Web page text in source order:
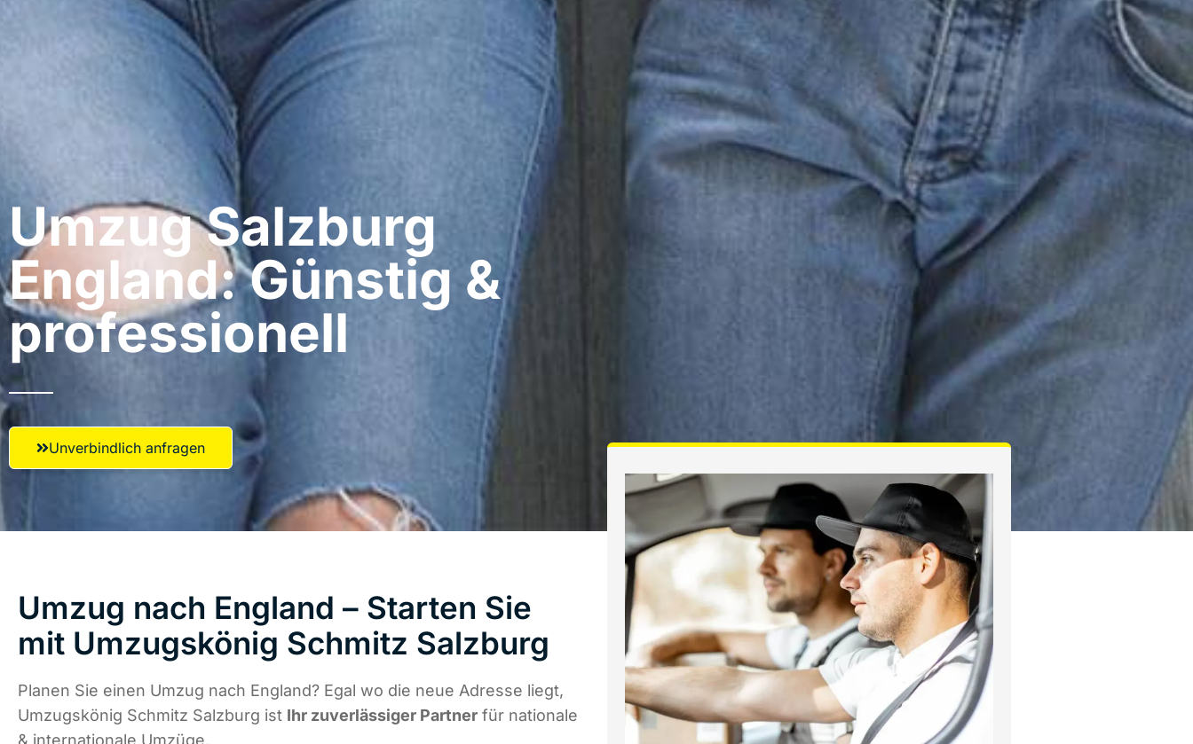
Umzug Salzburg​
England: Günstig &
professionell​
Unverbindlich anfragen
Umzug nach England – Starten Sie
mit Umzugskönig Schmitz Salzburg
Planen Sie einen Umzug nach England? Egal wo die neue Adresse liegt,
Umzugskönig Schmitz Salzburg ist Ihr zuverlässiger Partner für nationale
& internationale Umzüge.